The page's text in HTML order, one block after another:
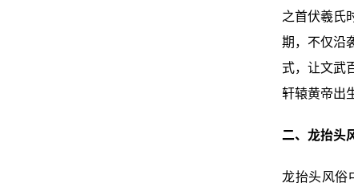
之首伏羲氏
期，不仅沿
式，让文武
轩辕黄帝出
二、龙抬头
龙抬头风俗